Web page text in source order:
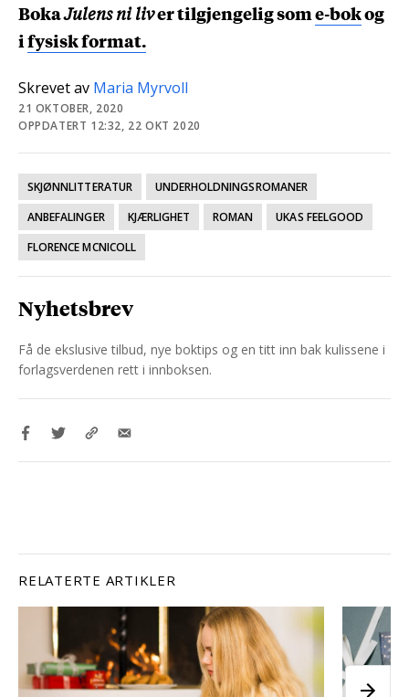
Skrevet av Maria Myrvoll
21 OKTOBER, 2020
OPPDATERT 12:32, 22 OKT 2020
SKJØNNLITTERATUR
UNDERHOLDNINGSROMANER
ANBEFALINGER
KJÆRLIGHET ROMAN
UKAS FEELGOOD
FLORENCE MCNICOLL
Nyhetsbrev
Få de ekslusive tilbud, nye boktips og en titt inn bak kulissene i
forlagsverdenen rett i innboksen.
BokaJulens ni liver tilgjengelig some-bokog
ifysisk format.
RELATERTE ARTIKLER